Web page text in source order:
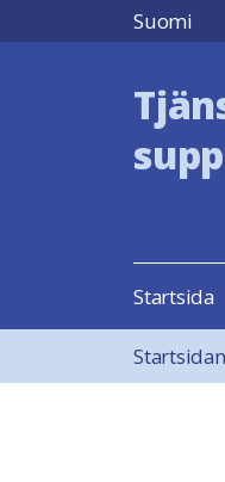
Hoppa till innehåll
Suomi
Startsida